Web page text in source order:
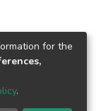
for the
.